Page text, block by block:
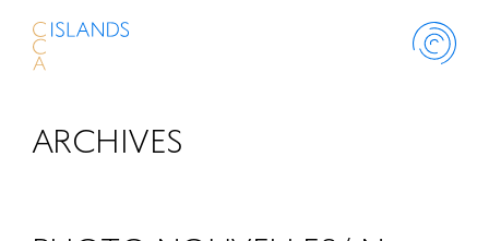
ABOUT
ARCHIVES